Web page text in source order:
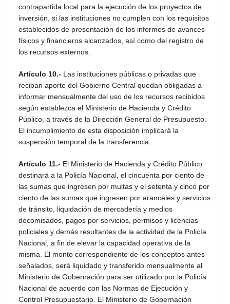
contrapartida local para la ejecución de los proyectos de
inversión, si las instituciones no cumplen con los requisitos
establecidos de presentación de los informes de avances
físicos y financieros alcanzados, así como del registro de
los recursos externos.
Artículo 10.- Las instituciones públicas o privadas que
reciban aporte del Gobierno Central quedan obligadas a
informar mensualmente del uso de los recursos recibidos
según establezca el Ministerio de Hacienda y Crédito
Público, a través de la Dirección General de Presupuesto.
El incumplimiento de esta disposición implicará la
suspensión temporal de la transferencia.
Artículo 11.- El Ministerio de Hacienda y Crédito Público
destinará a la Policía Nacional, el cincuenta por ciento de
las sumas que ingresen por multas y el setenta y cinco por
ciento de las sumas que ingresen por aranceles y servicios
de tránsito, liquidación de mercadería y medios
decomisados, pagos por servicios, permisos y licencias
policiales y demás resultantes de la actividad de la Policía
Nacional, a fin de elevar la capacidad operativa de la
misma. El monto correspondiente de los conceptos antes
señalados, será liquidado y transferido mensualmente al
Ministerio de Gobernación para ser utilizado por la Policía
Nacional de acuerdo con las Normas de Ejecución y
Control Presupuestario. El Ministerio de Gobernación